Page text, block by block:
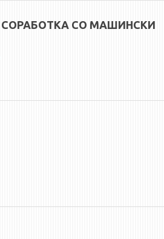
СОРАБОТКА СО МАШИНСКИ